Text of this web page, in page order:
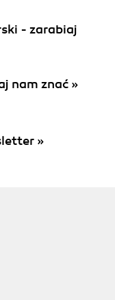
- zarabiaj
nam znać »
»